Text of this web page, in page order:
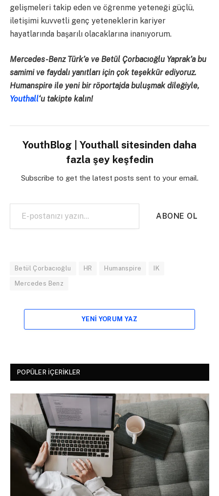
gelişmeleri takip eden ve öğrenme yeteneği güçlü,
iletişimi kuvvetli genç yeteneklerin kariyer
hayatlarında başarılı olacaklarına inanıyorum.
Mercedes-Benz Türk’e ve Betül Çorbacıoğlu Yaprak’a bu
samimi ve faydalı yanıtları için çok teşekkür ediyoruz.
Humanspire ile yeni bir röportajda buluşmak dileğiyle,
Youthall‘u takipte kalın!
YouthBlog | Youthall sitesinden daha
fazla şey keşfedin
Subscribe to get the latest posts sent to your email.
E-postanızı yazın…
ABONE OL
Betül Çorbacıoğlu HR Humanspire IK
Mercedes Benz
YENI YORUM YAZ
POPÜLER İÇERIKLER